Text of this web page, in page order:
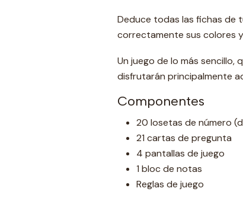
Deduce todas las fichas de
correctamente sus colores
Un juego de lo más sencillo,
disfrutarán principalmente
Componentes
20 losetas de número
21 cartas de pregunta
4 pantallas de juego
1 bloc de notas
Reglas de juego